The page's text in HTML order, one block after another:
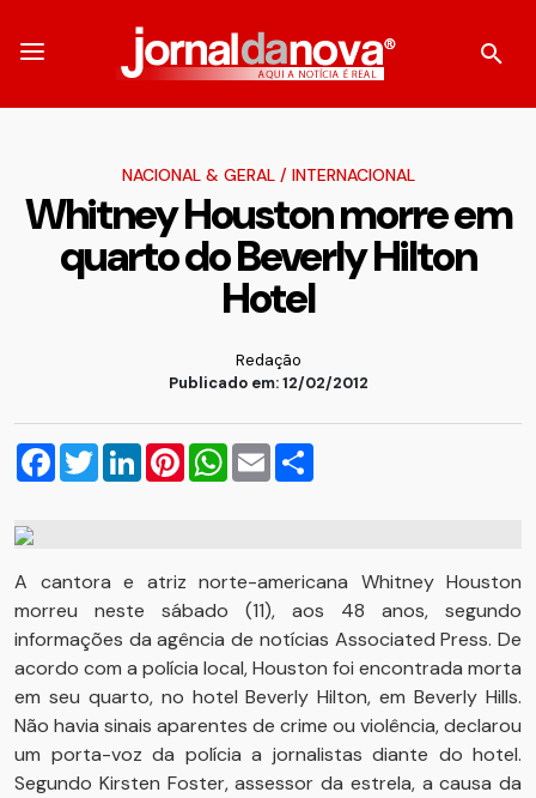
NACIONAL & GERAL/ INTERNACIONAL
Whitney Houston morre em
quarto do Beverly Hilton
Hotel
Redação
Publicado em: 12/02/2012
Facebook
TwitterLinkedInPinterestWhatsApp
Email
A cantora e atriz norte-americana Whitney Houston
morreu neste sábado (11), aos 48 anos, segundo
informações da agência de notícias Associated Press. De
acordo com a polícia local, Houston foi encontrada morta
em seu quarto, no hotel Beverly Hilton, em Beverly Hills.
Não havia sinais aparentes de crime ou violência, declarou
um porta-voz da polícia a jornalistas diante do hotel.
Segundo Kirsten Foster, assessor da estrela, a causa da